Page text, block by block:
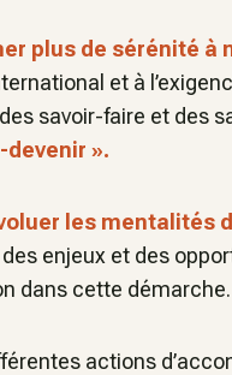
plus de sérénité à
et à
savoir-faire et des
devenir ».
les mentalités
enjeux et des
dans cette démarche.
actions